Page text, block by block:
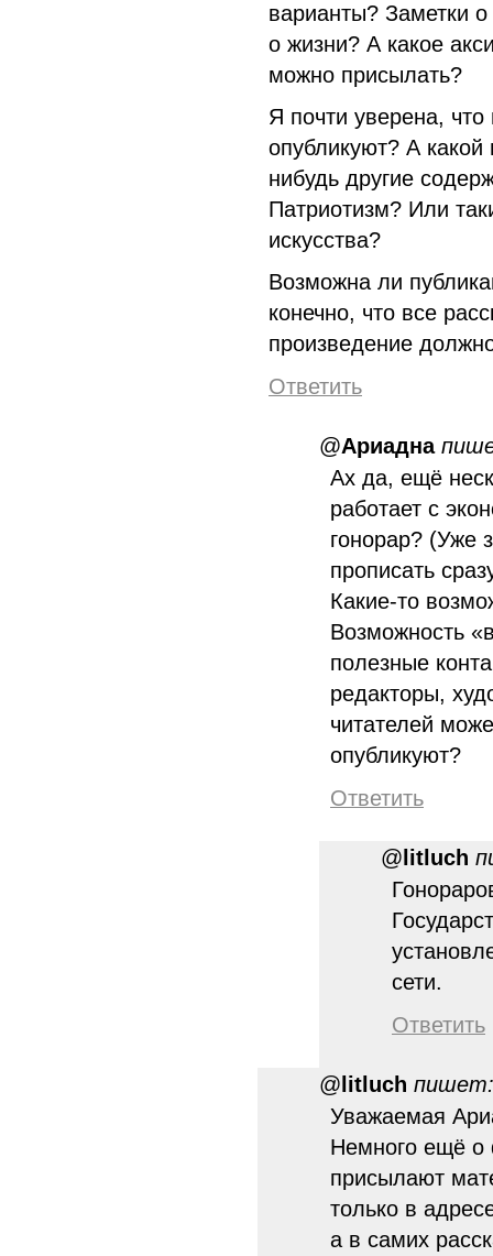
варианты? Заметки
о жизни? А какое
можно присылать?
Я почти уверена,
опубликуют? А какой
нибудь другие
Патриотизм? Или
искусства?
Возможна ли
конечно, что все
произведение
Ответить
@Ариадна
Ах да, ещё
работает с
гонорар? (Уже
прописать
Какие-то
Возможность
полезные
редакторы,
читателей
опубликуют?
Ответить
@ litluch
сети.
Ответить
@ litluch пишет:
Уважаемая
Немного ещё о
присылают
только в
а в самих